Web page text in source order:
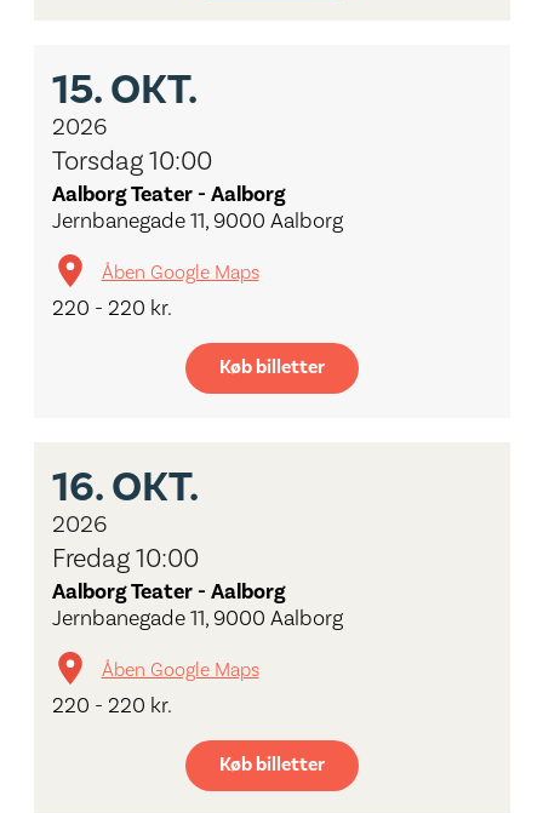
15.OKT.
2026
Torsdag 10:00
Aalborg Teater - Aalborg
Jernbanegade 11, 9000 Aalborg
Åben Google Maps
220 - 220 kr.
Køb billetter
16.OKT.
2026
Fredag 10:00
Aalborg Teater - Aalborg
Jernbanegade 11, 9000 Aalborg
Åben Google Maps
220 - 220 kr.
Køb billetter